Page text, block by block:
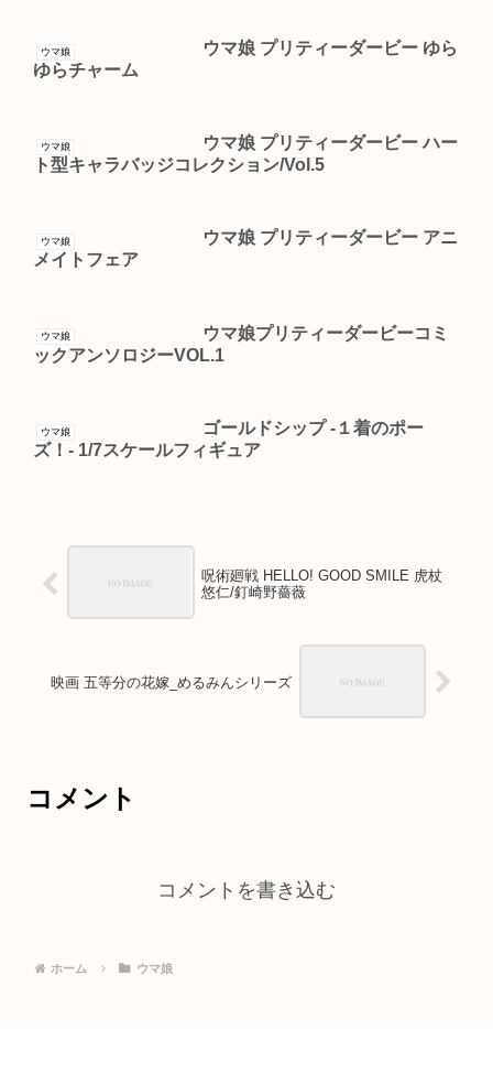
ウマ娘
ウマ娘 プリティーダービー ゆら
ゆらチャーム
ウマ娘
ウマ娘 プリティーダービー ハー
ト型キャラバッジコレクション/Vol.5
ウマ娘
ウマ娘 プリティーダービー アニ
メイトフェア
ウマ娘
ウマ娘プリティーダービーコミ
ックアンソロジーVOL.1
ウマ娘
ゴールドシップ -１着のポー
ズ！- 1/7スケールフィギュア
呪術廻戦 HELLO! GOOD SMILE 虎杖
悠仁/釘崎野薔薇
映画 五等分の花嫁_めるみんシリーズ
コメント
コメントを書き込む
ホーム ウマ娘